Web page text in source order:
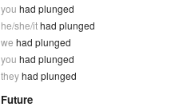
you had plunged
he/she/ithad plunged
we had plunged
you had plunged
theyhad plunged
Future